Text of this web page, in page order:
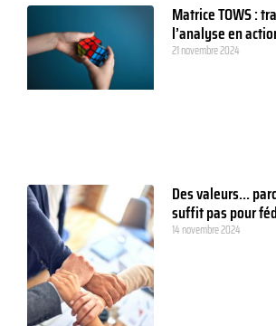
Matrice TOWS :
l’analyse en
21 novembre 2024
Des valeurs…
suffit pas pour
14 novembre 2024